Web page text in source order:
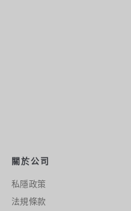
關於公司
私隱政策
法規條款